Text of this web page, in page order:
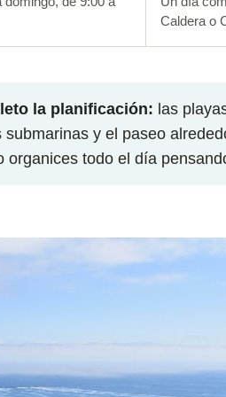
Caldera o
la planificación: las
y el paseo
todo el día